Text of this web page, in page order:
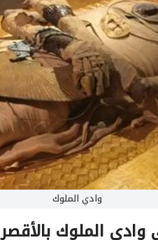
وادي الملوك
وادي الملوك بالأقصر